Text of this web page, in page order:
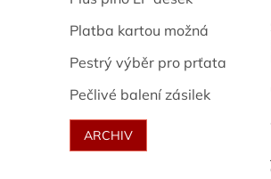
Platba kartou možná
Pestrý výběr pro prťata
Pečlivé balení zásilek
ARCHIV